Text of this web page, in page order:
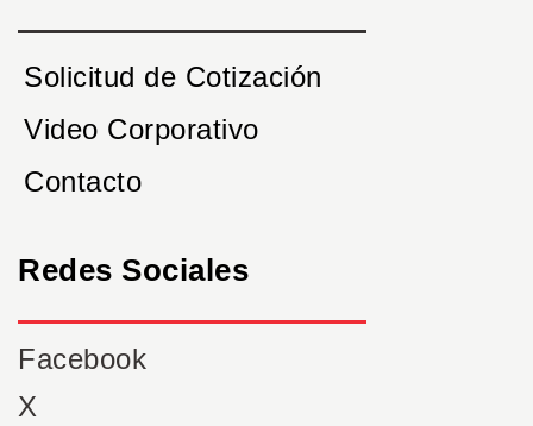
Solicitud de Cotización
Video Corporativo
Contacto
Redes Sociales
Facebook
X